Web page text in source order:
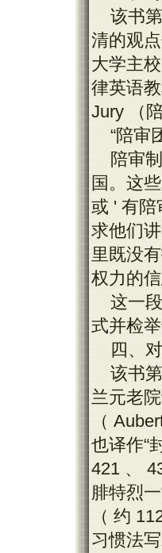
该书
清的观
大学主
律英语
Jury （
“陪审
陪审
国。这
或 ' 有陪
求他们
里既没
权力的
这一
式并检
四、
该书
兰元老
（
也译作“
421 、
腓特烈
（ 约
习惯法